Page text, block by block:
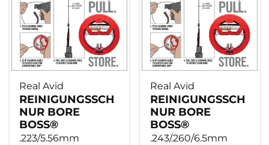
Real Avid
REINIGUNGSSCH
NUR BORE
BOSS®
.223/5.56mm
Real Avid
REINIGUNGSSCH
NUR BORE
BOSS®
.243/.260/6.5mm